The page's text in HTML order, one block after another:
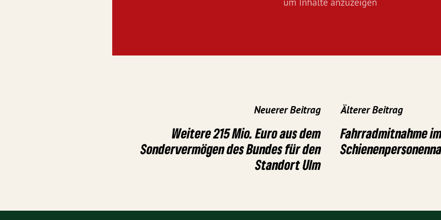
Neuerer Beitrag
Weitere 215 Mio. Euro aus dem
Sondervermögen des Bundes für den
Standort Ulm
Älterer Beitrag
Fahrradmitnahme